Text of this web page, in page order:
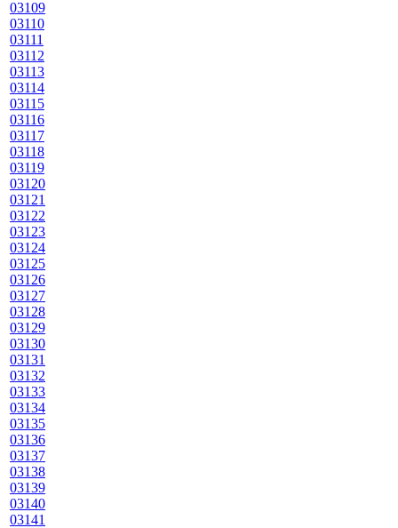
03109
03110
03111
03112
03113
03114
03115
03116
03117
03118
03119
03120
03121
03122
03123
03124
03125
03126
03127
03128
03129
03130
03131
03132
03133
03134
03135
03136
03137
03138
03139
03140
03141